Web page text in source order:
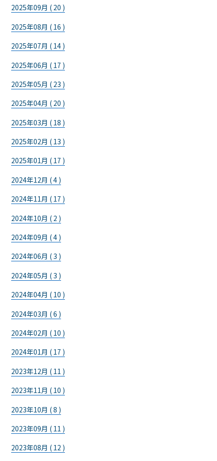
2025年09月 ( 20 )
2025年08月 ( 16 )
2025年07月 ( 14 )
2025年06月 ( 17 )
2025年05月 ( 23 )
2025年04月 ( 20 )
2025年03月 ( 18 )
2025年02月 ( 13 )
2025年01月 ( 17 )
2024年12月 ( 4 )
2024年11月 ( 17 )
2024年10月 ( 2 )
2024年09月 ( 4 )
2024年06月 ( 3 )
2024年05月 ( 3 )
2024年04月 ( 10 )
2024年03月 ( 6 )
2024年02月 ( 10 )
2024年01月 ( 17 )
2023年12月 ( 11 )
2023年11月 ( 10 )
2023年10月 ( 8 )
2023年09月 ( 11 )
2023年08月 ( 12 )